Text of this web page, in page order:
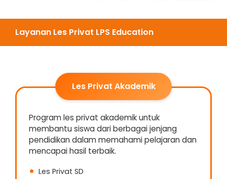
Layanan Les Privat LPS Education
Les Privat Akademik
Program les privat akademik untuk
membantu siswa dari berbagai jenjang
pendidikan dalam memahami pelajaran dan
mencapai hasil terbaik.
Les Privat SD